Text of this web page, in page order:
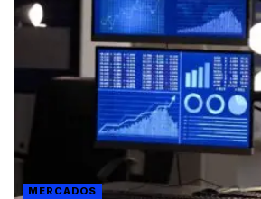
MERCADOS